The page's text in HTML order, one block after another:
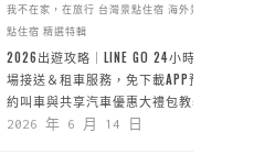
我不在家，在旅行 台灣景點住宿 海外景
點住宿 精選特輯
2026出遊攻略｜LINE GO 24小時機
場接送＆租車服務，免下載APP預
約叫車與共享汽車優惠大禮包教學
2026 年 6 月 14 日